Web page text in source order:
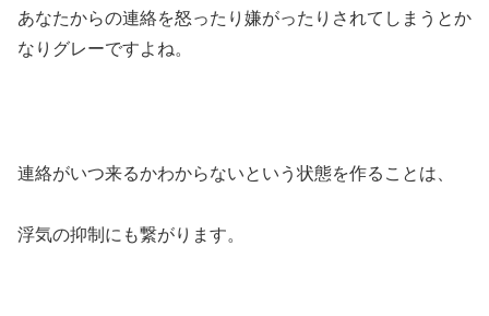
あなたからの連絡を怒ったり嫌がったりされてしまうとか
なりグレーですよね。
連絡がいつ来るかわからないという状態を作ることは、
浮気の抑制にも繋がります。